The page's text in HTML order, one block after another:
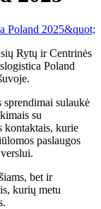
Rytų ir Centrinės
Poland
sulaukė
su
kontaktais, kurie
paslaugos
bet ir
kurių metu